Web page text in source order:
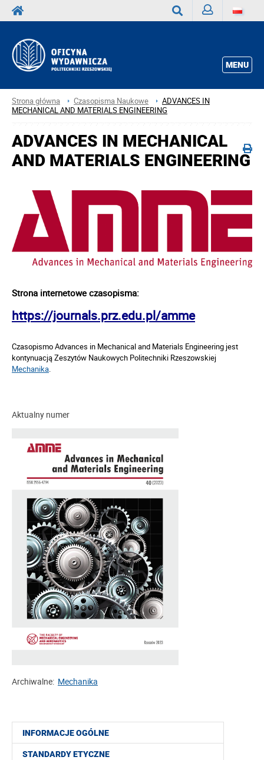
MENU
Strona główna Czasopisma Naukowe
ADVANCES IN
MECHANICAL AND MATERIALS ENGINEERING
INFORMACJE OGÓLNE
STANDARDY ETYCZNE
ADVANCES IN MECHANICAL
AND MATERIALS ENGINEERING
Strona internetowe czasopisma:
https://journals.prz.edu.pl/amme
CzasopismoAdvances in Mechanical and Materials Engineering jest
kontynuacją Zeszytów Naukowych Politechniki Rzeszowskiej
Mechanika.
Aktualny numer
Archiwalne: Mechanika